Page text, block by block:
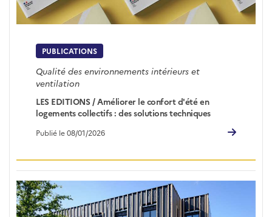
PUBLICATIONS
Qualité des environnements intérieurs et
ventilation
LES EDITIONS / Améliorer le confort d'été en
logements collectifs : des solutions techniques
Publié le 08/01/2026